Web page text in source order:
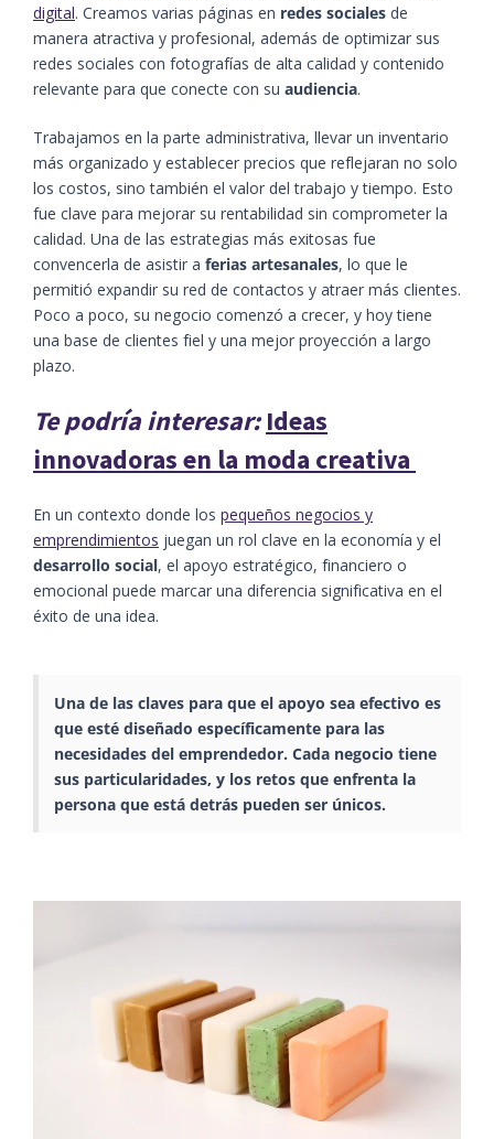
digital. Creamos varias páginas en redes sociales de
manera atractiva y profesional, además de optimizar sus
redes sociales con fotografías de alta calidad y contenido
relevante para que conecte con su audiencia.
Trabajamos en la parte administrativa, llevar un inventario
más organizado y establecer precios que reflejaran no solo
los costos, sino también el valor del trabajo y tiempo. Esto
fue clave para mejorar su rentabilidad sin comprometer la
calidad. Una de las estrategias más exitosas fue
convencerla de asistir a ferias artesanales, lo que le
permitió expandir su red de contactos y atraer más clientes.
Poco a poco, su negocio comenzó a crecer, y hoy tiene
una base de clientes fiel y una mejor proyección a largo
plazo.
Te podría interesar: Ideas
innovadoras en la moda creativa
En un contexto donde los pequeños negocios y
emprendimientos juegan un rol clave en la economía y el
desarrollo social, el apoyo estratégico, financiero o
emocional puede marcar una diferencia significativa en el
éxito de una idea.
Una de las claves para que el apoyo sea efectivo es
que esté diseñado específicamente para las
necesidades del emprendedor. Cada negocio tiene
sus particularidades, y los retos que enfrenta la
persona que está detrás pueden ser únicos.